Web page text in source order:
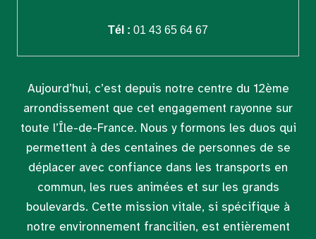
Tél : 01 43 65 64 67
Aujourd’hui, c’est depuis notre centre du 12ème
arrondissement que cet engagement rayonne sur
toute l’Île-de-France. Nous y formons les duos qui
permettent à des centaines de personnes de se
déplacer avec confiance dans les transports en
commun, les rues animées et sur les grands
boulevards. Cette mission vitale, si spécifique à
notre environnement francilien, est entièrement